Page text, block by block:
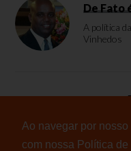
Ao navegar por
com nossa Política
De Fato
A política
Vinhedos